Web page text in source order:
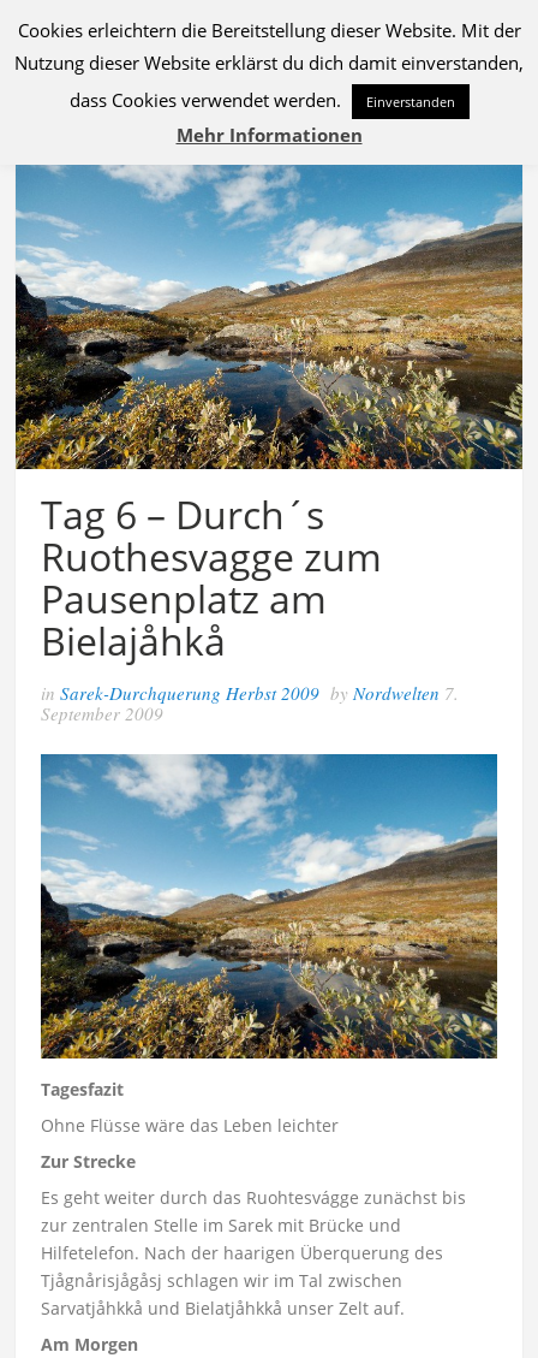
MENU
Tag 6 – Durch´s
Ruothesvagge zum
Pausenplatz am
Bielajåhkå
inSarek-Durchquerung Herbst 2009 byNordwelten 7.
September 2009
Tagesfazit
Ohne Flüsse wäre das Leben leichter
Zur Strecke
Es geht weiter durch das Ruohtesvágge zunächst bis
zur zentralen Stelle im Sarek mit Brücke und
Hilfetelefon. Nach der haarigen Überquerung des
Tjågnårisjågåsj schlagen wir im Tal zwischen
Sarvatjåhkkå und Bielatjåhkkå unser Zelt auf.
Am Morgen
Cookies erleichtern die Bereitstellung dieser Website. Mit der
Nutzung dieser Website erklärst du dich damit einverstanden,
dass Cookies verwendet werden.
Einverstanden
Mehr Informationen